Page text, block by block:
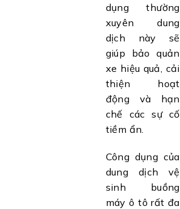
dụng thường
xuyên dung
dịch này sẽ
giúp bảo quản
xe hiệu quả, cải
thiện hoạt
động và hạn
chế các sự cố
tiềm ẩn.
Công dụng của
dung dịch vệ
sinh buồng
máy ô tô rất đa